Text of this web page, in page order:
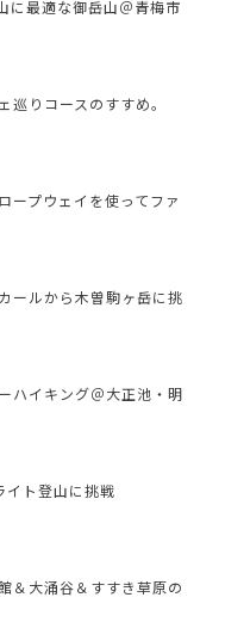
に最適な御岳山＠青梅市
巡りコースのすすめ。
ープウェイを使ってファ
ールから木曽駒ヶ岳に挑
ハイキング＠大正池・明
イト登山に挑戦
＆大涌谷＆すすき草原の